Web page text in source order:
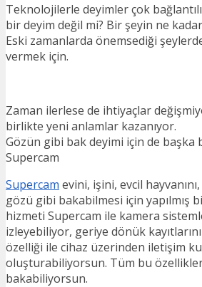
Teknolojilerle deyimler çok
bir deyim değil mi? Bir şeyin ne
Eski zamanlarda önemsediği
vermek için.
Zaman ilerlese de ihtiyaçlar
birlikte yeni anlamlar kazanıyor.
Gözün gibi bak deyimi için de başka
Supercam
Supercam evini, işini, evcil
gözü gibi bakabilmesi için yapılmış
hizmeti Supercam ile kamera
izleyebiliyor, geriye dönük
özelliği ile cihaz üzerinden iletişim
oluşturabiliyorsun. Tüm bu
bakabiliyorsun.